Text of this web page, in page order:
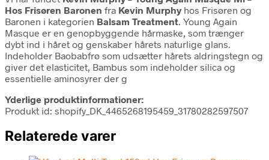
Hos Frisøren Baronen fra Kevin Murphyhos Frisøren og
Baronen i kategorien Balsam Treatment. Young Again
Masque er en genopbyggende hårmaske, som trænger
dybt ind i håret og genskaber hårets naturlige glans.
Indeholder Baobabfrø som udsætter hårets aldringstegn og
giver det elasticitet, Bambus som indeholder silica og
essentielle aminosyrer der g
Yderlige produktinformationer:
Produkt id: shopify_DK_4465268195459_31780282597507
Relaterede varer